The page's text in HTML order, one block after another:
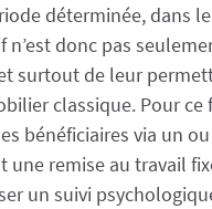
déterminée, dans
n’est donc pas
surtout de leur
classique. Pour ce
bénéficiaires via un
une remise au travail
un suivi